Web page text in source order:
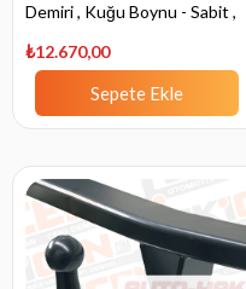
Demiri , Kuğu Boynu - Sabit ,
₺12.670,00
Sepete Ekle